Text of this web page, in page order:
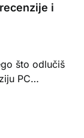
i
što odlučiš
PC…